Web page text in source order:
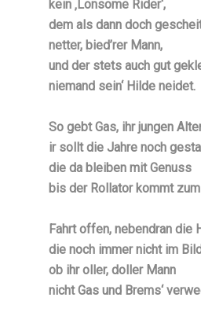
kein ‚Lonsome Rider‘,
dem als dann doch
netter, bied’rer Mann,
und der stets auch gut
niemand sein‘ Hilde neidet.
So gebt Gas, ihr jungen
ir sollt die Jahre noch
die da bleiben mit Genuss
bis der Rollator kommt
Fahrt offen, nebendran die
die noch immer nicht im
ob ihr oller, doller Mann
nicht Gas und Brems‘